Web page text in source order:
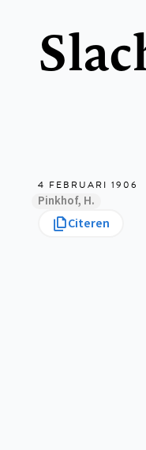
4 FEBRUARI 1906
Pinkhof, H.
Citeren